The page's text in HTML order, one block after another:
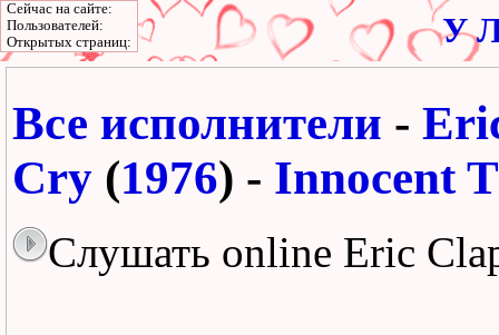
У
Все исполнители -
Cry (1976) - Innocent
Слушать online Eric
Сейчас на сайте:
Пользователей:
Открытых страниц: